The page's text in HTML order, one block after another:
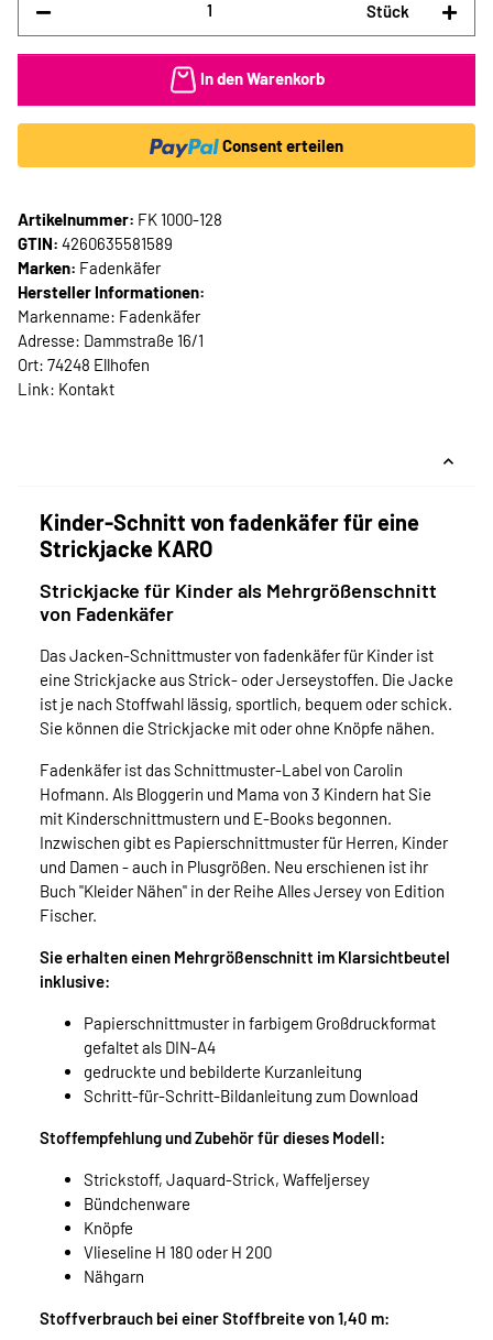
Stück
In den Warenkorb
Consent erteilen
Artikelnummer: FK 1000-128
GTIN: 4260635581589
Marken: Fadenkäfer
Hersteller Informationen:
Markenname: Fadenkäfer
Adresse: Dammstraße 16/1
Ort: 74248 Ellhofen
Link: Kontakt
Kinder-Schnitt von fadenkäfer für eine
Strickjacke KARO
Strickjacke für Kinder als Mehrgrößenschnitt
von Fadenkäfer
Das Jacken-Schnittmuster von fadenkäfer für Kinder ist
eine Strickjacke aus Strick- oder Jerseystoffen. Die Jacke
ist je nach Stoffwahl lässig, sportlich, bequem oder schick.
Sie können die Strickjacke mit oder ohne Knöpfe nähen.
Fadenkäfer ist das Schnittmuster-Label von Carolin
Hofmann. Als Bloggerin und Mama von 3 Kindern hat Sie
mit Kinderschnittmustern und E-Books begonnen.
Inzwischen gibt es Papierschnittmuster für Herren, Kinder
und Damen - auch in Plusgrößen. Neu erschienen ist ihr
Buch "Kleider Nähen" in der Reihe Alles Jersey von Edition
Fischer.
Sie erhalten einen Mehrgrößenschnitt im Klarsichtbeutel
inklusive:
Papierschnittmuster in farbigem Großdruckformat
gefaltet als DIN-A4
gedruckte und bebilderte Kurzanleitung
Schritt-für-Schritt-Bildanleitung zum Download
Stoffempfehlung und Zubehör für dieses Modell:
Strickstoff, Jaquard-Strick, Waffeljersey
Bündchenware
Knöpfe
Vlieseline H 180 oder H 200
Nähgarn
Stoffverbrauch bei einer Stoffbreite von 1,40 m: